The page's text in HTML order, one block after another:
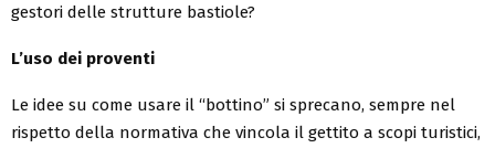
gestori delle strutture bastiole?
L’uso dei proventi
Le idee su come usare il “bottino” si sprecano, sempre nel
rispetto della normativa che vincola il gettito a scopi turistici,